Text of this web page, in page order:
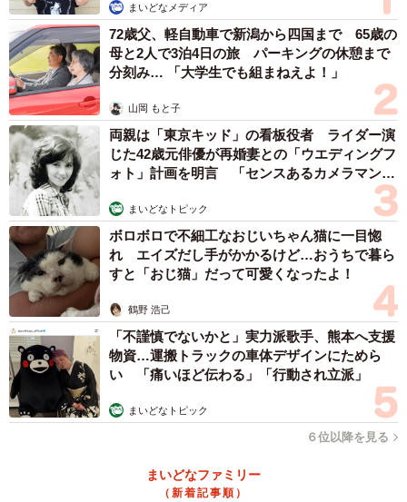
まいどなメディア
72歳父、軽自動車で新潟から四国まで 65歳の
母と2人で3泊4日の旅 パーキングの休憩まで
分刻み… 「大学生でも組まねえよ！」
山岡 もと子
両親は「東京キッド」の看板役者 ライダー演
じた42歳元俳優が再婚妻との「ウエディングフ
ォト」計画を明言 「センスあるカメラマン求
まいどなトピック
ボロボロで不細工なおじいちゃん猫に一目惚
れ エイズだし手がかかるけど…おうちで暮ら
すと「おじ猫」だって可愛くなったよ！
鶴野 浩己
「不謹慎でないかと」実力派歌手、熊本へ支援
物資…運搬トラックの車体デザインにためら
い 「痛いほど伝わる」「行動され立派」
まいどなトピック
６位以降を見る
まいどなファミリー
（新着記事順）